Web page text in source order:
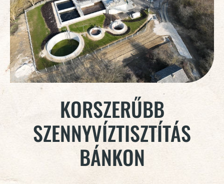
KORSZERŰBB
SZENNYVÍZTISZTÍTÁS
BÁNKON